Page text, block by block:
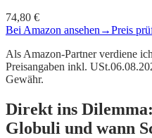
74,80 €
Bei Amazon ansehen →Preis
Als Amazon-Partner verdiene
Preisangaben inkl.
Gewähr.
Direkt ins
Globuli und wann